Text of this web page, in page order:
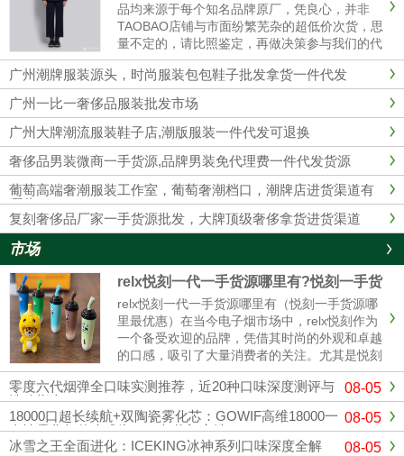
品均来源于每个知名品牌原厂，凭良心，并非
TAOBAO店铺与市面纷繁芜杂的超低价次货，思
量不定的，请比照鉴定，再做决策参与我们的代
理商。 我们的服装不管做工、用材，原产地都是
和淘宝店铺的衣服彻底不同的，所以本质没有对
比性，也完全没必要性比较......
广州潮牌服装源头，时尚服装包包鞋子批发拿货一件代发
广州一比一奢侈品服装批发市场
广州大牌潮流服装鞋子店,潮版服装一件代发可退换
奢侈品男装微商一手货源,品牌男装免代理费一件代发货源
葡萄高端奢潮服装工作室，葡萄奢潮档口，潮牌店进货渠道有
哪些？
复刻奢侈品厂家一手货源批发，大牌顶级奢侈拿货进货渠道
市场
relx悦刻一代一手货源哪里有?悦刻一手货
源哪里最优惠
relx悦刻一代一手货源哪里有（悦刻一手货源哪
里最优惠）在当今电子烟市场中，relx悦刻作为
一个备受欢迎的品牌，凭借其时尚的外观和卓越
的口感，吸引了大量消费者的关注。尤其是悦刻
一代，其独特的设计和多样的口味使其成为许多
烟民的首选。随着市场竞争的加剧，寻找可靠的
悦刻一手货源变得越来......
08-05
零度六代烟弹全口味实测推荐，近20种口味深度测评与
选购指南
08-05
18000口超长续航+双陶瓷雾化芯：GOWIF高维18000一
次性雾化凭什么成为2026年热门之选
08-05
冰雪之王全面进化：ICEKING冰神系列口味深度全解